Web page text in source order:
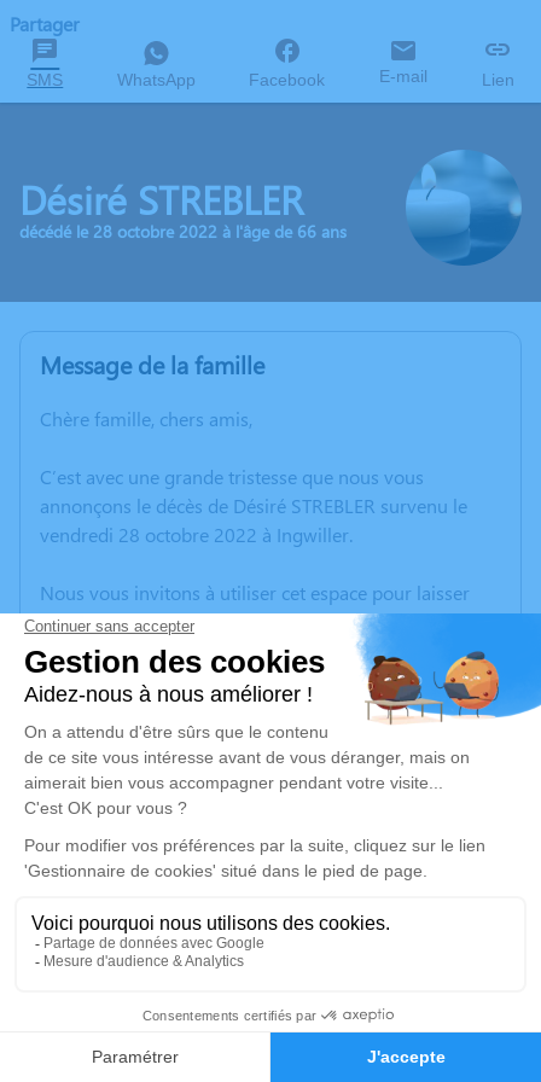
Faire-part Hommages
Partager
SMS WhatsApp Facebook E-mail Lien
Désiré STREBLER
décédé le 28 octobre 2022 à l'âge de 66 ans
Message de la famille
Chère famille, chers amis,
C’est avec une grande tristesse que nous vous
annonçons le décès de Désiré STREBLER survenu le
vendredi 28 octobre 2022 à Ingwiller.
Nous vous invitons à utiliser cet espace pour laisser
vos condoléances, partager des photos souvenirs, une
anecdote ou exprimer vos pensées à travers des
poèmes ou des textes. Cet endroit est un lieu
d'expression dédié à honorer la mémoire de Désiré
STREBLER.
Un service de plantation d’arbre hommage est
disponible ici
Cérémonie religieuse
Église Saint Michel de Mertzwiller
7 rue de l'église